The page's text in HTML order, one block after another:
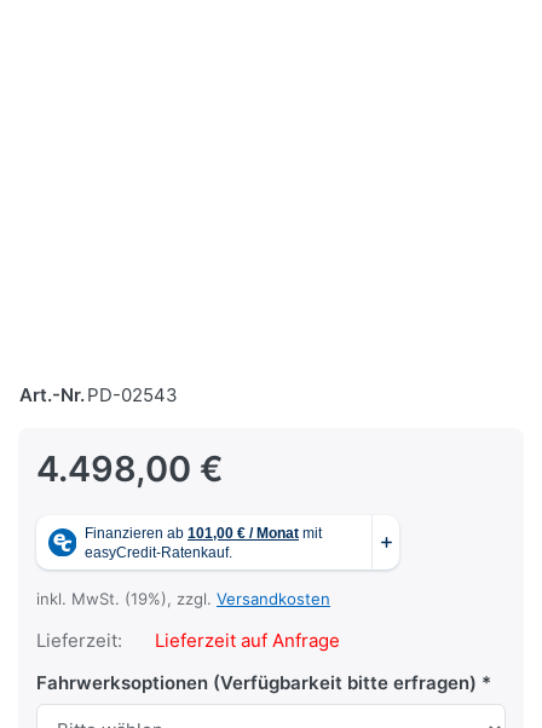
Art.-Nr.PD-02543
4.498,00 €
inkl. MwSt. (19%), zzgl. Versandkosten
Lieferzeit:
Lieferzeit auf Anfrage
Fahrwerksoptionen (Verfügbarkeit bitte erfragen)